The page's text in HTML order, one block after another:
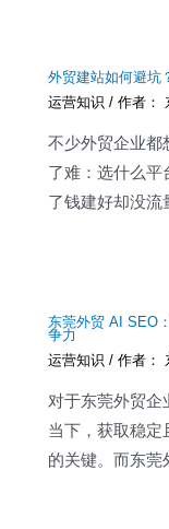
外贸建站如何避坑
运营知识 / 作者：
不少外贸企业都
了难：选什么平
了钱建好却没
东莞外贸 AI SEO
争力
运营知识 / 作者：
对于东莞外贸企
当下，获取稳定
的关键。而东